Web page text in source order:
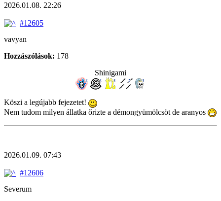
2026.01.08. 22:26
#12605
vavyan
Hozzászólások: 178
Shinigami
Köszi a legújabb fejezetet!
Nem tudom milyen állatka őrizte a démongyümölcsöt de aranyos
2026.01.09. 07:43
#12606
Severum